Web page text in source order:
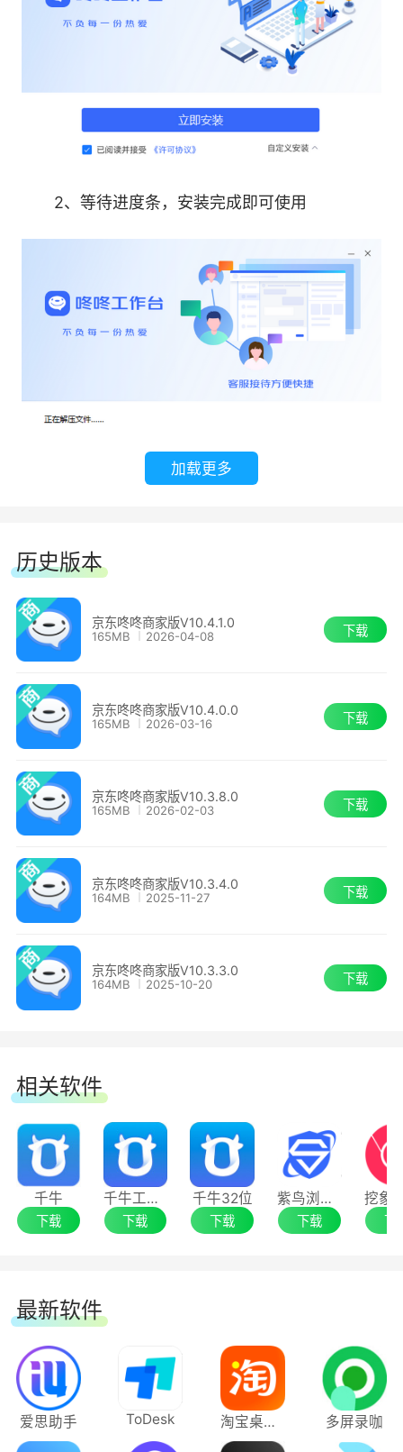
订单信息查询
售后服务单查询
2、等待进度条，安装完成即可使用
加载更多
历史版本
京东咚咚商家版V10.4.1.0
165MB 2026-04-08 下载
京东咚咚商家版V10.4.0.0
165MB 2026-03-16 下载
京东咚咚商家版V10.3.8.0
165MB 2026-02-03 下载
京东咚咚商家版V10.3.4.0
164MB 2025-11-27 下载
京东咚咚商家版V10.3.3.0
164MB 2025-10-20 下载
相关软件
千牛
下载
千牛工作台
下载
千牛32位
下载
紫鸟浏览器专业版64位
下载 下
最新软件
爱思助手 ToDesk 淘宝桌面版 多屏录咖